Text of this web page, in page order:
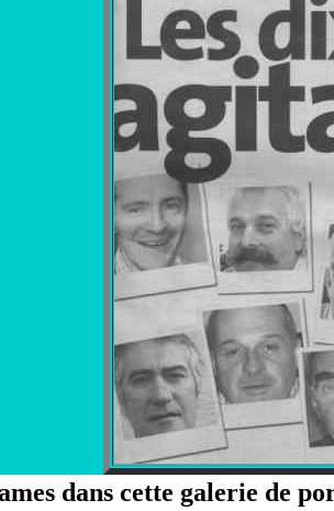
dans cette galerie de